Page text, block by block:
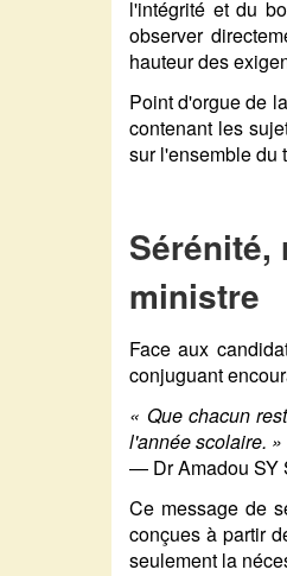
l'intégrité et du
observer
hauteur des
Point d'orgue de
contenant les
sur l'ensemble du
Sérénité,
ministre
Face aux
conjuguant
« Que chacun
l'année scolaire. »
— Dr Amadou SY
Ce message de
conçues à partir
seulement la